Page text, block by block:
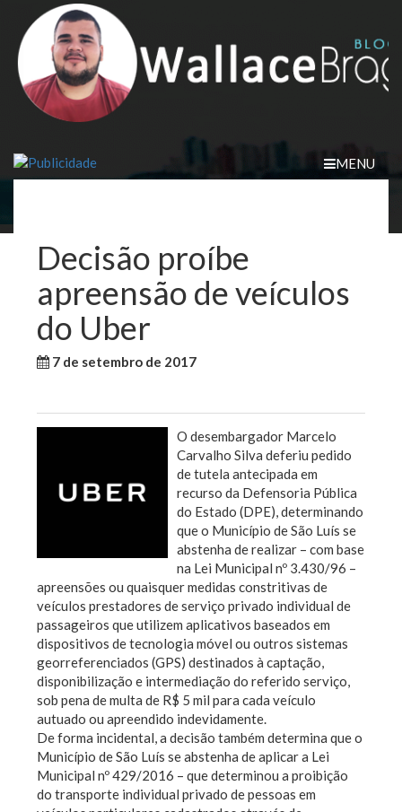
content
MENU
Decisão proíbe
apreensão de veículos
do Uber
7 de setembro de 2017
O desembargador Marcelo
Carvalho Silva deferiu pedido
de tutela antecipada em
recurso da Defensoria Pública
do Estado (DPE), determinando
que o Município de São Luís se
abstenha de realizar – com base
na Lei Municipal nº 3.430/96 –
apreensões ou quaisquer medidas constritivas de
veículos prestadores de serviço privado individual de
passageiros que utilizem aplicativos baseados em
dispositivos de tecnologia móvel ou outros sistemas
georreferenciados (GPS) destinados à captação,
disponibilização e intermediação do referido serviço,
sob pena de multa de R$ 5 mil para cada veículo
autuado ou apreendido indevidamente.
De forma incidental, a decisão também determina que o
Município de São Luís se abstenha de aplicar a Lei
Municipal nº 429/2016 – que determinou a proibição
do transporte individual privado de pessoas em